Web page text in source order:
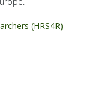
(HRS4R)